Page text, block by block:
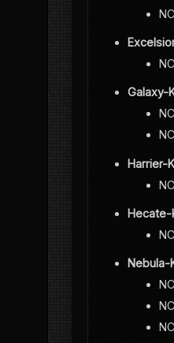
Galaxy-
Harrier-
Hecate-
Nebula-